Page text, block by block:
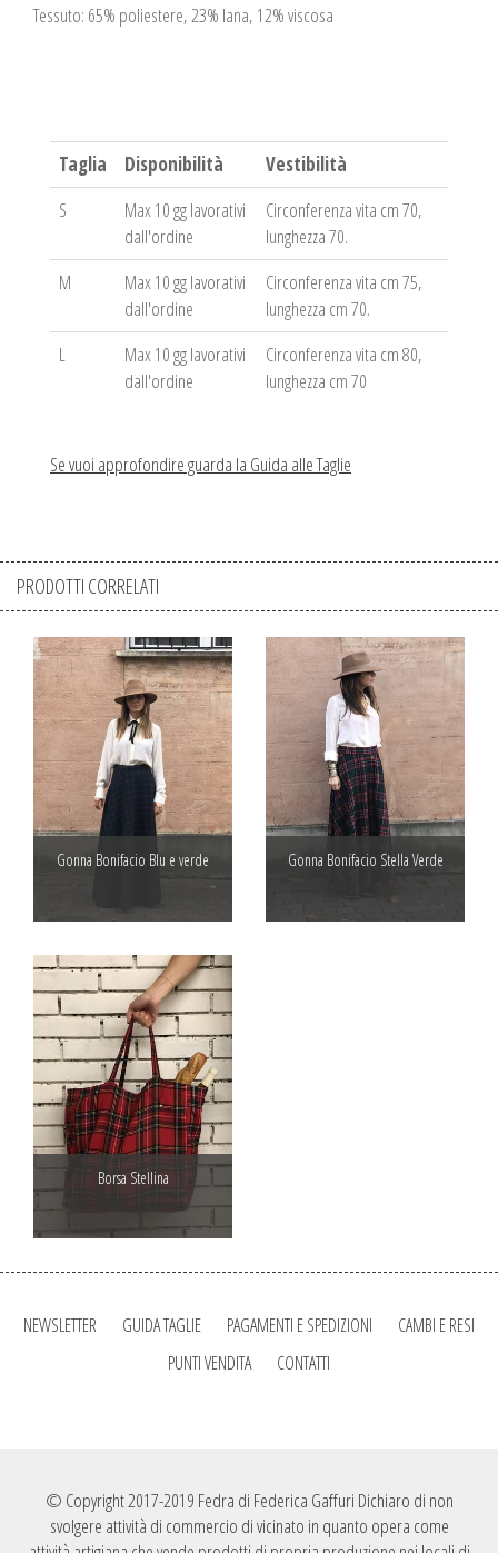
Tessuto: 65% poliestere, 23% lana, 12% viscosa
Taglia Disponibilità
Vestibilità
S
Max 10 gg lavorativi
dall'ordine
Circonferenza vita cm 70,
lunghezza 70.
M
Max 10 gg lavorativi
dall'ordine
Circonferenza vita cm 75,
lunghezza cm 70.
L
Max 10 gg lavorativi
dall'ordine
Circonferenza vita cm 80,
lunghezza cm 70
Se vuoi approfondire guarda la Guida alle Taglie
PRODOTTI CORRELATI
Gonna Bonifacio Blu e verde Gonna Bonifacio Stella Verde
Borsa Stellina
NEWSLETTER GUIDA TAGLIE PAGAMENTI E SPEDIZIONI
CAMBI E RESI
PUNTI VENDITA
CONTATTI
© Copyright 2017-2019 Fedra di Federica Gaffuri Dichiaro di non
svolgere attività di commercio di vicinato in quanto opera come